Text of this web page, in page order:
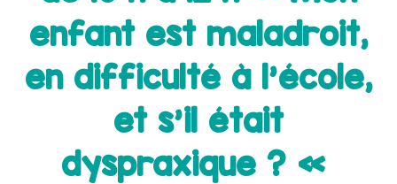
enfant est maladroit,
en difficulté à l’école,
et s’il était
dyspraxique ? «